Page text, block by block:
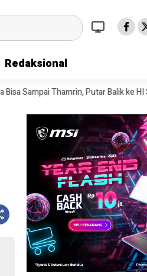
Redaksional
Putar Balik ke HI Sambil Salawat